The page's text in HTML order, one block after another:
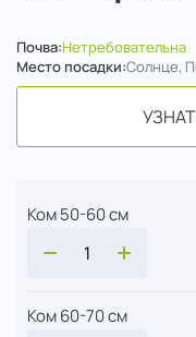
Почва:Нетребовательна
Место посадки:Солнце,
Ком 50-60 см
Ком 60-70 см